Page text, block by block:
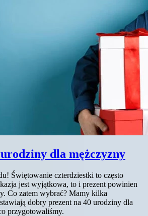
dla mężczyzny
Świętowanie czterdziestki to często
jest wyjątkowa, to i prezent powinien
Co zatem wybrać? Mamy kilka
dobry prezent na 40 urodziny dla
przygotowaliśmy.